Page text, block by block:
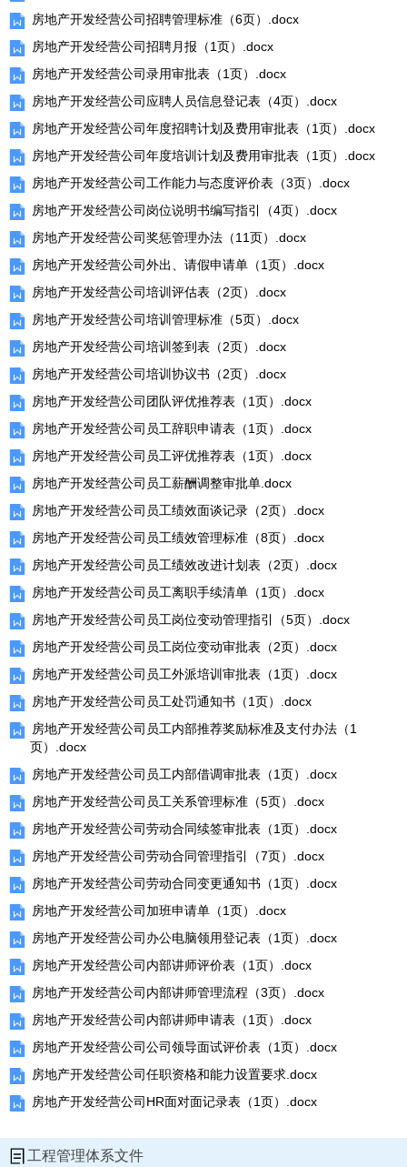
房地产开发经营公司招聘管理标准（6页）.docx
房地产开发经营公司招聘月报（1页）.docx
房地产开发经营公司录用审批表（1页）.docx
房地产开发经营公司应聘人员信息登记表（4页）.docx
房地产开发经营公司年度招聘计划及费用审批表（1页）.docx
房地产开发经营公司年度培训计划及费用审批表（1页）.docx
房地产开发经营公司工作能力与态度评价表（3页）.docx
房地产开发经营公司岗位说明书编写指引（4页）.docx
房地产开发经营公司奖惩管理办法（11页）.docx
房地产开发经营公司外出、请假申请单（1页）.docx
房地产开发经营公司培训评估表（2页）.docx
房地产开发经营公司培训管理标准（5页）.docx
房地产开发经营公司培训签到表（2页）.docx
房地产开发经营公司培训协议书（2页）.docx
房地产开发经营公司团队评优推荐表（1页）.docx
房地产开发经营公司员工辞职申请表（1页）.docx
房地产开发经营公司员工评优推荐表（1页）.docx
房地产开发经营公司员工薪酬调整审批单.docx
房地产开发经营公司员工绩效面谈记录（2页）.docx
房地产开发经营公司员工绩效管理标准（8页）.docx
房地产开发经营公司员工绩效改进计划表（2页）.docx
房地产开发经营公司员工离职手续清单（1页）.docx
房地产开发经营公司员工岗位变动管理指引（5页）.docx
房地产开发经营公司员工岗位变动审批表（2页）.docx
房地产开发经营公司员工外派培训审批表（1页）.docx
房地产开发经营公司员工处罚通知书（1页）.docx
房地产开发经营公司员工内部推荐奖励标准及支付办法（1
页）.docx
房地产开发经营公司员工内部借调审批表（1页）.docx
房地产开发经营公司员工关系管理标准（5页）.docx
房地产开发经营公司劳动合同续签审批表（1页）.docx
房地产开发经营公司劳动合同管理指引（7页）.docx
房地产开发经营公司劳动合同变更通知书（1页）.docx
房地产开发经营公司加班申请单（1页）.docx
房地产开发经营公司办公电脑领用登记表（1页）.docx
房地产开发经营公司内部讲师评价表（1页）.docx
房地产开发经营公司内部讲师管理流程（3页）.docx
房地产开发经营公司内部讲师申请表（1页）.docx
房地产开发经营公司公司领导面试评价表（1页）.docx
房地产开发经营公司任职资格和能力设置要求.docx
房地产开发经营公司HR面对面记录表（1页）.docx
工程管理体系文件